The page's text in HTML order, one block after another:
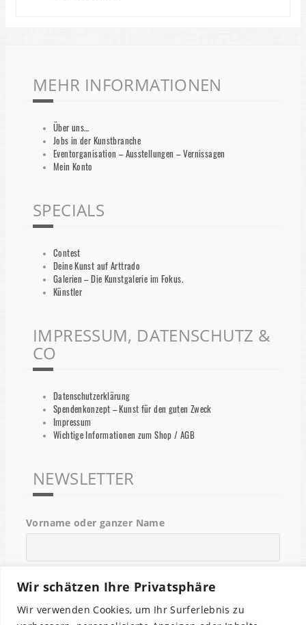
Wir schätzen Ihre Privatsphäre
Wir verwenden Cookies, um Ihr Surferlebnis zu
MEHR INFORMATIONEN
Über uns…
Jobs in der Kunstbranche
Eventorganisation – Ausstellungen – Vernissagen
Mein Konto
SPECIALS
Contest
Deine Kunst auf Arttrado
Galerien – Die Kunstgalerie im Fokus.
Künstler
IMPRESSUM, DATENSCHUTZ &
CO
Datenschutzerklärung
Spendenkonzept – Kunst für den guten Zweck
Impressum
Wichtige Informationen zum Shop / AGB
NEWSLETTER
Vorname oder ganzer Name